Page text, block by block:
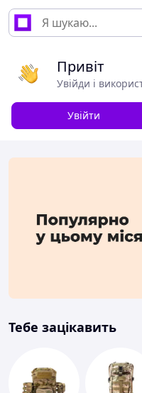
Привіт
Увійди і
Увійти
Тебе зацікавить